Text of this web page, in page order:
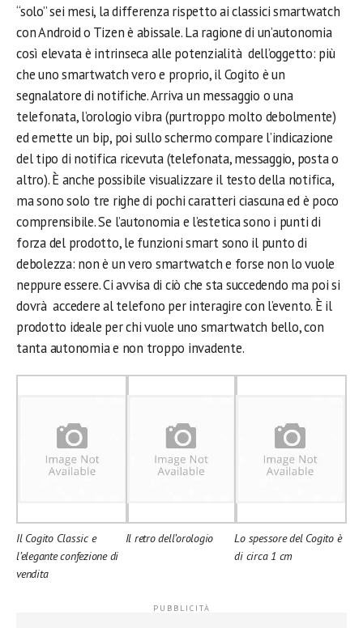
“solo” sei mesi, la differenza rispetto ai classici smartwatch
con Android o Tizen è abissale. La ragione di un’autonomia
così elevata è intrinseca alle potenzialità dell’oggetto: più
che uno smartwatch vero e proprio, il Cogito è un
segnalatore di notifiche. Arriva un messaggio o una
telefonata, l’orologio vibra (purtroppo molto debolmente)
ed emette un bip, poi sullo schermo compare l’indicazione
del tipo di notifica ricevuta (telefonata, messaggio, posta o
altro). È anche possibile visualizzare il testo della notifica,
ma sono solo tre righe di pochi caratteri ciascuna ed è poco
comprensibile. Se l’autonomia e l’estetica sono i punti di
forza del prodotto, le funzioni smart sono il punto di
debolezza: non è un vero smartwatch e forse non lo vuole
neppure essere. Ci avvisa di ciò che sta succedendo ma poi si
dovrà accedere al telefono per interagire con l’evento. È il
prodotto ideale per chi vuole uno smartwatch bello, con
tanta autonomia e non troppo invadente.
Il Cogito Classic e
l’elegante confezione di
vendita
Il retro dell’orologio
Lo spessore del Cogito è
di circa 1 cm